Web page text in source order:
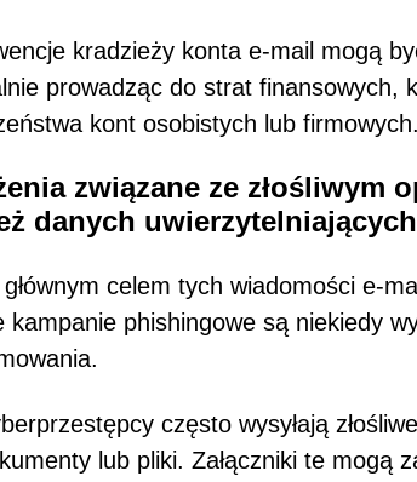
kradzieży konta e-mail mogą
prowadząc do strat finansowych,
kont osobistych lub firmowych.
związane ze złośliwym
danych uwierzytelniających
celem tych wiadomości e-
kampanie phishingowe są niekiedy
często wysyłają
lub pliki. Załączniki te mogą